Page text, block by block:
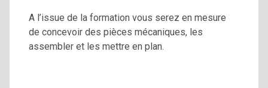
A l’issue de la formation vous serez en mesure
de concevoir des pièces mécaniques, les
assembler et les mettre en plan.